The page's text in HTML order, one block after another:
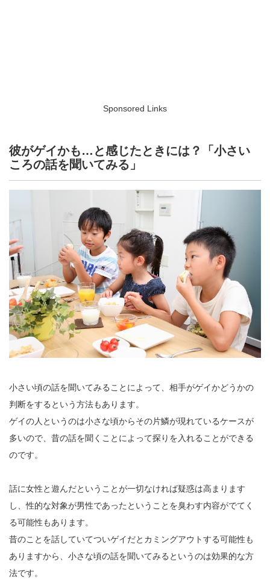
Sponsored Links
彼がゲイかも…と感じたときには？「小さい
ころの話を聞いてみる」
小さい頃の話を聞いてみることによって、相手がゲイかどうかの
判断をするという方法もあります。
ゲイの人というのは小さな頃からその片鱗が現れているケースが
多いので、昔の話を聞くことによって探りを入れることができる
のです。
話に女性と遊んだということが一切なければ疑惑は高まります
し、性的な対象が男性であったということを臭わす内容がでてく
る可能性もあります。
昔のことを話していてついゲイだとカミングアウトする可能性も
ありますから、小さな頃の話を聞いてみるというのは効果的な方
法です。